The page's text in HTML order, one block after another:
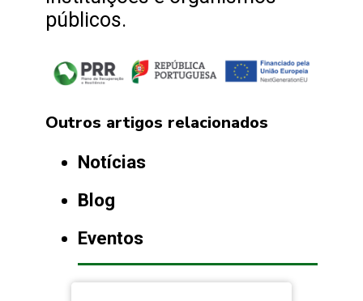
públicos.
Outros artigos relacionados
Notícias
Blog
Eventos